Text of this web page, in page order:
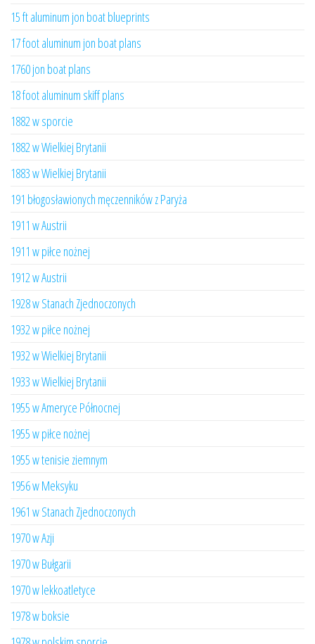
15 ft aluminum jon boat blueprints
17 foot aluminum jon boat plans
1760 jon boat plans
18 foot aluminum skiff plans
1882 w sporcie
1882 w Wielkiej Brytanii
1883 w Wielkiej Brytanii
191 błogosławionych męczenników z Paryża
1911 w Austrii
1911 w piłce nożnej
1912 w Austrii
1928 w Stanach Zjednoczonych
1932 w piłce nożnej
1932 w Wielkiej Brytanii
1933 w Wielkiej Brytanii
1955 w Ameryce Północnej
1955 w piłce nożnej
1955 w tenisie ziemnym
1956 w Meksyku
1961 w Stanach Zjednoczonych
1970 w Azji
1970 w Bułgarii
1970 w lekkoatletyce
1978 w boksie